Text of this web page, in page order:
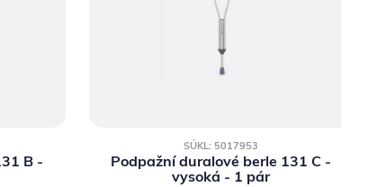
B -
SÚKL: 5017953
Podpažní duralové berle 131 C -
vysoká - 1 pár